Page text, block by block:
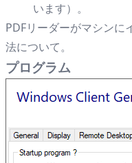
います）。
PDFリーダーがマシン
法について。
プログラム